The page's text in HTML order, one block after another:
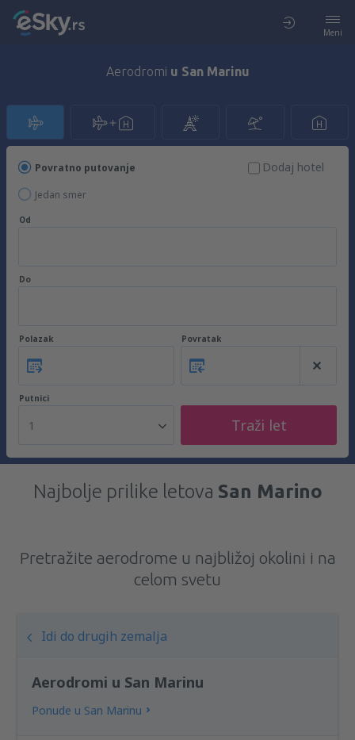
Meni
Aerodromi u San Marinu
Povratno putovanje
Jedan smer
Dodaj hotel
Od
Do
Polazak Povratak
Putnici
1 Traži let
Najbolje prilike letova San Marino
Pretražite aerodrome u najbližoj okolini i na
celom svetu
Idi do drugih zemalja
Aerodromi u San Marinu
Ponude u San Marinu